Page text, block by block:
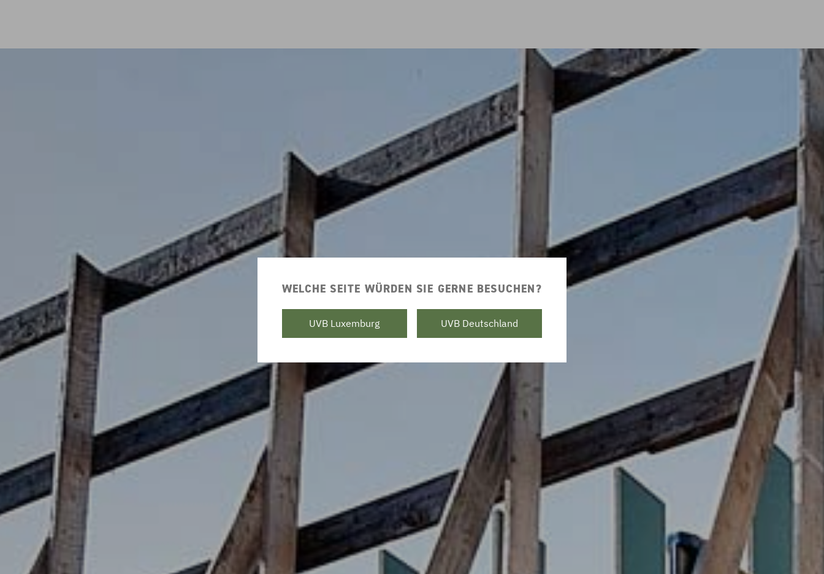
WELCHE SEITE WÜRDEN SIE GERNE BESUCHEN?
UVB Luxemburg UVB Deutschland